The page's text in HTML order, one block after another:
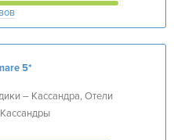
5*
– Кассандра, Отели